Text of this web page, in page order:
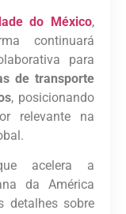
do México,
continuará
para
de transporte
, posicionando
relevante na
acelera a
da América
detalhes sobre